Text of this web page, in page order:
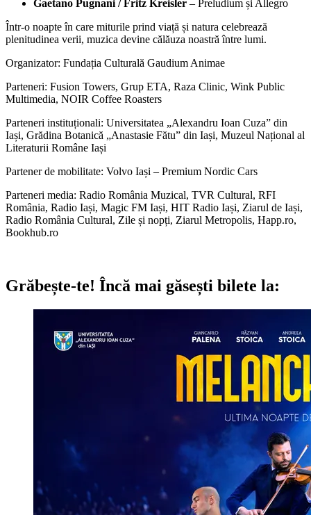
Gaetano Pugnani / Fritz Kreisler – Preludium și Allegro
Într-o noapte în care miturile prind viață și natura celebrează
plenitudinea verii, muzica devine călăuza noastră între lumi.
Organizator: Fundația Culturală Gaudium Animae
Parteneri: Fusion Towers, Grup ETA, Raza Clinic, Wink Public
Multimedia, NOIR Coffee Roasters
Parteneri instituționali: Universitatea „Alexandru Ioan Cuza” din
Iași, Grădina Botanică „Anastasie Fătu” din Iași, Muzeul Național al
Literaturii Române Iași
Partener de mobilitate: Volvo Iași – Premium Nordic Cars
Parteneri media: Radio România Muzical, TVR Cultural, RFI
România, Radio Iași, Magic FM Iași, HIT Radio Iași, Ziarul de Iași,
Radio România Cultural, Zile și nopți, Ziarul Metropolis, Happ.ro,
Bookhub.ro
Grăbește-te! Încă mai găsești bilete la: